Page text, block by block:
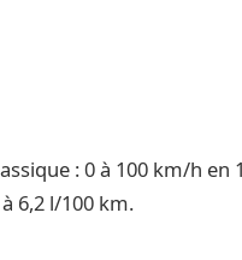
: 0 à 100 km/h en
6,2 l/100 km.